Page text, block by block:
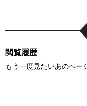
閲覧履歴
もう一度見たいあのペー